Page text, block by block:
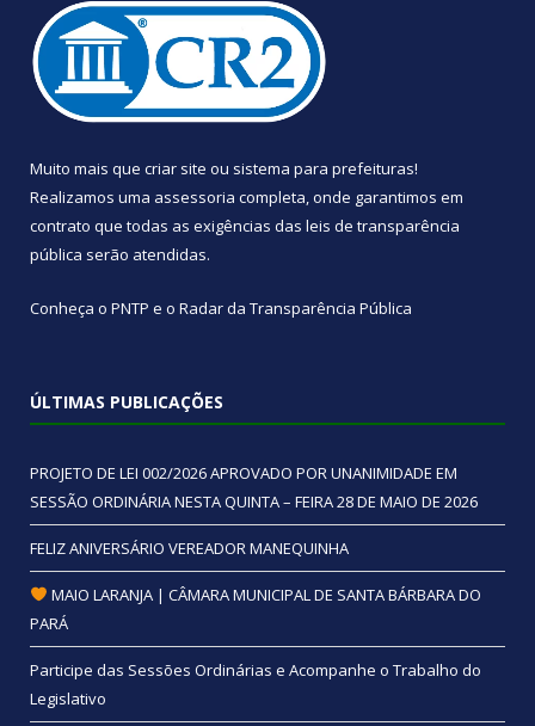
Muito mais que criar site ou sistema para prefeituras!
Realizamos uma assessoria completa, onde garantimos em
contrato que todas as exigências das leis de transparência
pública serão atendidas.
Conheça o PNTP e o Radar da Transparência Pública
ÚLTIMAS PUBLICAÇÕES
PROJETO DE LEI 002/2026 APROVADO POR UNANIMIDADE EM
SESSÃO ORDINÁRIA NESTA QUINTA – FEIRA 28 DE MAIO DE 2026
FELIZ ANIVERSÁRIO VEREADOR MANEQUINHA
MAIO LARANJA | CÂMARA MUNICIPAL DE SANTA BÁRBARA DO
PARÁ
Participe das Sessões Ordinárias e Acompanhe o Trabalho do
Legislativo